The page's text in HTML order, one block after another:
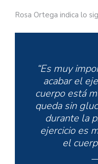
Rosa Ortega indica lo
“Es muy
acabar el
cuerpo está
queda sin
durante la
ejercicio es
el